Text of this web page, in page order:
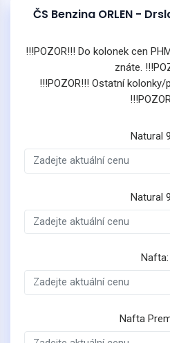
ČS Benzina ORLEN -
!!!POZOR!!! Do kolonek cen
znáte.
!!!POZOR!!! Ostatní
Natural
Natural
Nafta:
Nafta